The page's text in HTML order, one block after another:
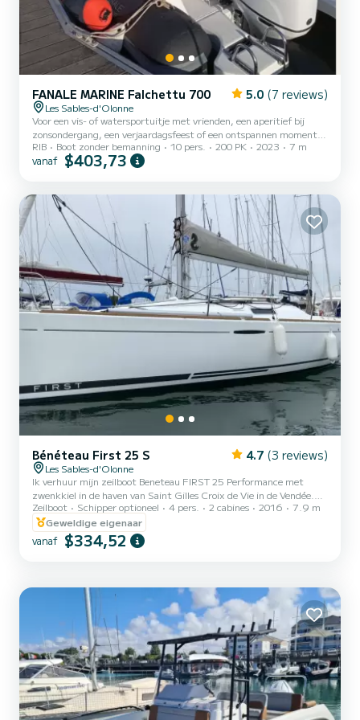
FANALE MARINE Falchettu 700 5.0 (7 reviews)
Les Sables-d'Olonne
Voor een vis- of watersportuitje met vrienden, een aperitief bij
zonsondergang, een verjaardagsfeest of een ontspannen moment
met familie, kan de boot maximaal 10 personen verwelkomen. De
halve dag duurt 3H30, de hele dag 7H00. Hij is uitgerust met een
RIB Boot zonder bemanning 10 pers. 200 PK 2023 7 m
vanaf $403,73
Bénéteau First 25 S 4.7 (3 reviews)
Les Sables-d'Olonne
Ik verhuur mijn zeilboot Beneteau FIRST 25 Performance met
zwenkkiel in de haven van Saint Gilles Croix de Vie in de Vendée.
Boot in nieuwstaat, alle opties (asymmetrische spi, gennaker, GPS,
bijboot, walverwarming enz.). Zeer eenvoudig in gebruik (genua op
rolfok, automatische rifname, bediening naar de kuip gebracht),
deze First is niet alleen een kampioen van de dagtocht langs de
Zeilboot Schipper optioneel 4 pers. 2 cabines 2016
7.9 m
Geweldige eigenaar
vanaf $334,52